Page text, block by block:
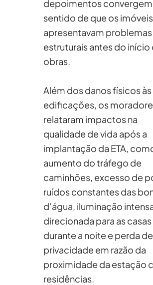
depoimentos
sentido de que os
apresentavam problemas
estruturais antes do início
obras.
Além dos danos físicos às
edificações, os
relataram impactos na
qualidade de vida após a
implantação da ETA,
aumento do tráfego de
caminhões, excesso de
ruídos constantes das
d’água, iluminação
direcionada para as casas
durante a noite e perda de
privacidade em razão da
proximidade da estação
residências.